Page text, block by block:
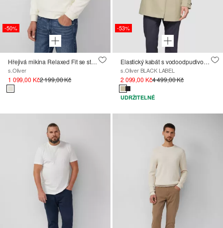
-50%
Hřejivá mikina Relaxed Fit se stojáčkem a zipem
s.Oliver
1 099,00 Kč2 199,00 Kč
-53%
Elastický kabát s vodoodpudivou funkcí
s.Oliver BLACK LABEL
2 099,00 Kč4 499,00 Kč
UDRŽITELNÉ